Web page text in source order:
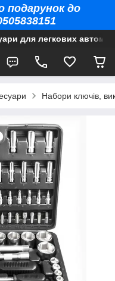
подарунок до
для легкових
Набори ключів,